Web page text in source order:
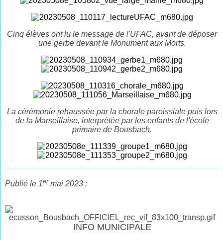
Cinq élèves ont lu le message de l'UFAC, avant de déposer
une gerbe devant le Monument aux Morts.
La cérémonie rehaussée par la chorale paroissiale puis lors
de la Marseillaise, interprétée par les enfants de l'école
primaire de Bousbach.
Publié le 1er mai 2023 :
INFO MUNICIPALE